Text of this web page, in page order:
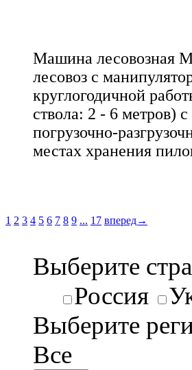
Машина лесовозная
лесовоз с
круглогодичной
ствола: 2 - 6 метров)
погрузочно-
местах хранения
1 2 3 4 5 6 7 8 9 ... 17 вперед→
Выберите
Россия
Выберите
Все